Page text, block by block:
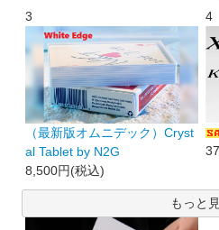
3
（最新版オムニデック）Cryst
al Tablet by N2G
8,500円(税込)
4
もっと